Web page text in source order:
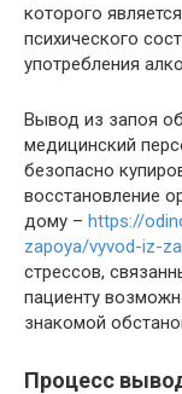
которого
психического
употребления
Вывод из запоя
медицинский
безопасно
восстановление
дому – https://
zapoya/vyvod-iz-
стрессов,
пациенту
знакомой
Процесс